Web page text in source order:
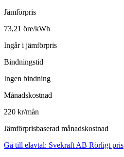
Jämförpris
73,21 öre/kWh
Ingår i jämförpris
Bindningstid
Ingen bindning
Månadskostnad
220 kr/mån
Jämförprisbaserad månadskostnad
Gå till elavtal: Svekraft AB Rörligt pris